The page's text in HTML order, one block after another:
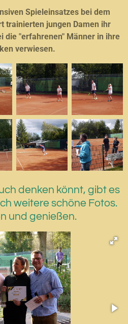
Spieleinsatzes bei dem
trainierten jungen Damen ihr
die "erfahrenen" Männer in ihre
verwiesen.
denken könnt, gibt es
weitere schöne Fotos.
und genießen.